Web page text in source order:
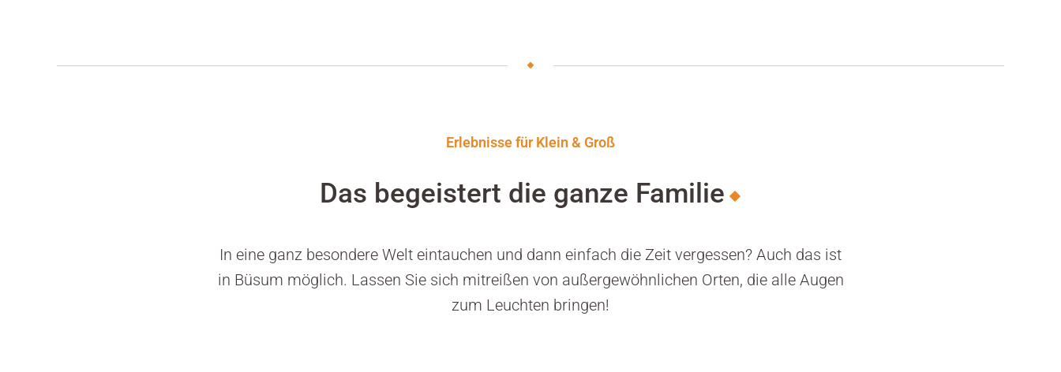
Erlebnisse für Klein & Groß
Das begeistert die ganze Familie
In eine ganz besondere Welt eintauchen und dann einfach die Zeit vergessen? Auch das ist
in Büsum möglich. Lassen Sie sich mitreißen von außergewöhnlichen Orten, die alle Augen
zum Leuchten bringen!